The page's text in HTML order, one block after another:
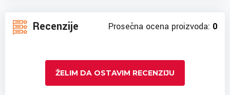
Recenzije Prosečna ocena proizvoda: 0
ŽELIM DA OSTAVIM RECENZIJU